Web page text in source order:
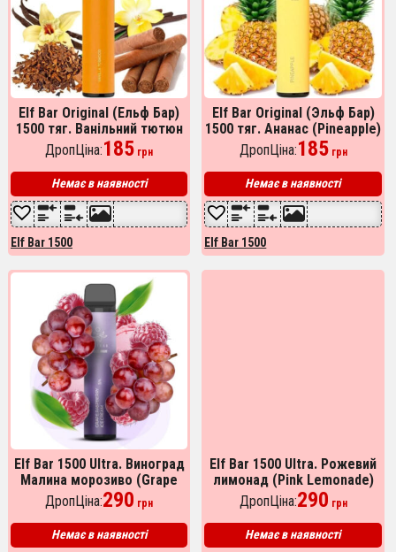
Elf Bar Original (Ельф Бар)
1500 тяг. Ванільний тютюн
(Vanilla Tobacco)
ДропЦіна:185 грн
Немає в наявності
Elf Bar 1500
Elf Bar Original (Эльф Бар)
1500 тяг. Ананас (Pineapple)
ДропЦіна:185грн
Немає в наявності
Elf Bar 1500
Elf Bar 1500 Ultra. Виноград
Малина морозиво (Grape
Raspberry Ice Cream)
ДропЦіна:290 грн
Немає в наявності
Elf Bar 1500 Ultra. Рожевий
лимонад (Pink Lemonade)
ДропЦіна:290 грн
Немає в наявності